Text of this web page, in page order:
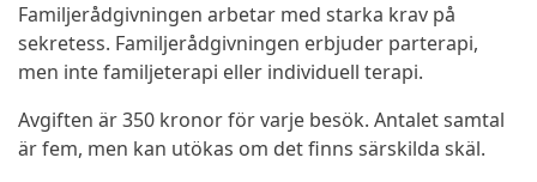
Familjerådgivningen arbetar med starka krav på
sekretess. Familjerådgivningen erbjuder parterapi,
men inte familjeterapi eller individuell terapi.
Avgiften är 350 kronor för varje besök. Antalet samtal
är fem, men kan utökas om det finns särskilda skäl.